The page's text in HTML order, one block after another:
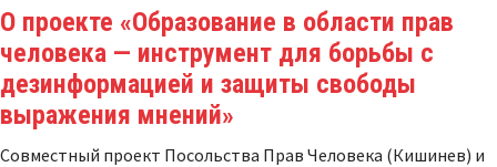
О проекте «Образование в области прав
человека — инструмент для борьбы с
дезинформацией и защиты свободы
выражения мнений»
Совместный проект Посольства Прав Человека (Кишинев) и